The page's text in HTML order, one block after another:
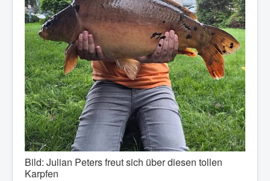
Bild: Julian Peters freut sich über diesen tollen
Karpfen